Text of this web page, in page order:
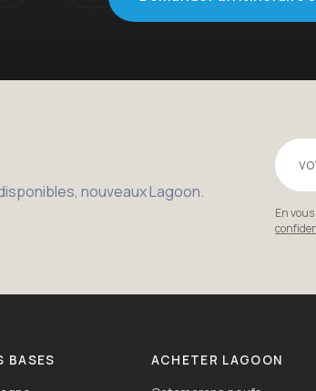
nouveaux Lagoon.
Votre
En
BASES ACHETER LAGOON